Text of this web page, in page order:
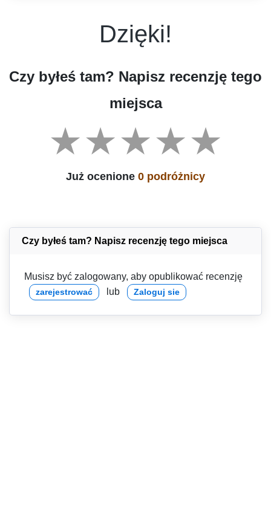
Dzięki!
Czy byłeś tam? Napisz recenzję tego
miejsca
Już ocenione 0 podróżnicy
Czy byłeś tam? Napisz recenzję tego miejsca
Musisz być zalogowany, aby opublikować recenzję
zarejestrować lub Zaloguj sie